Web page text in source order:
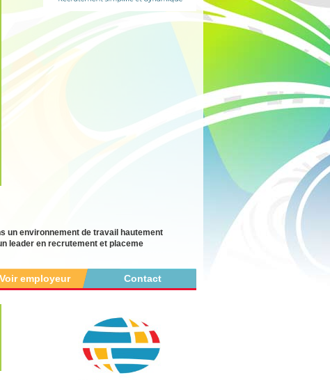
un environnement de travail hautement
leader en recrutement et placeme
Voir employeur Contact